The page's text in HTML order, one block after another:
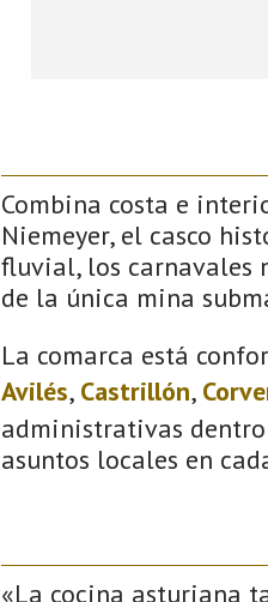
Combina costa e
Niemeyer, el casco
fluvial, los carnavales
de la única mina
La comarca está
Avilés, Castrillón,
administrativas dentro
asuntos locales en
«La cocina asturiana